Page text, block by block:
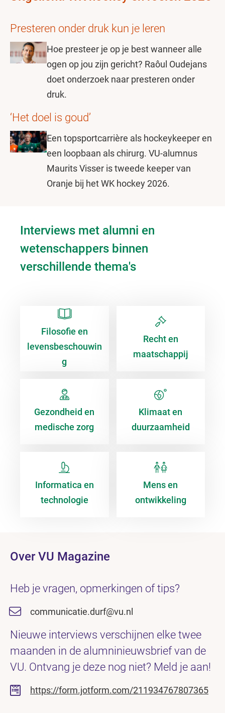
Presteren onder druk kun je leren
Hoe presteer je op je best wanneer alle
ogen op jou zijn gericht? Raôul Oudejans
doet onderzoek naar presteren onder
druk.
‘Het doel is goud’
Een topsportcarrière als hockeykeeper en
een loopbaan als chirurg. VU-alumnus
Maurits Visser is tweede keeper van
Oranje bij het WK hockey 2026.
Interviews met alumni en
wetenschappers binnen
verschillende thema's
Filosofie en
levensbeschouwin
g
Recht en
maatschappij
Gezondheid en
medische zorg
Klimaat en
duurzaamheid
Informatica en
technologie
Mens en
ontwikkeling
Over VU Magazine
Heb je vragen, opmerkingen of tips?
communicatie.durf@vu.nl
Nieuwe interviews verschijnen elke twee
maanden in de alumninieuwsbrief van de
VU. Ontvang je deze nog niet? Meld je aan!
https://form.jotform.com/211934767807365